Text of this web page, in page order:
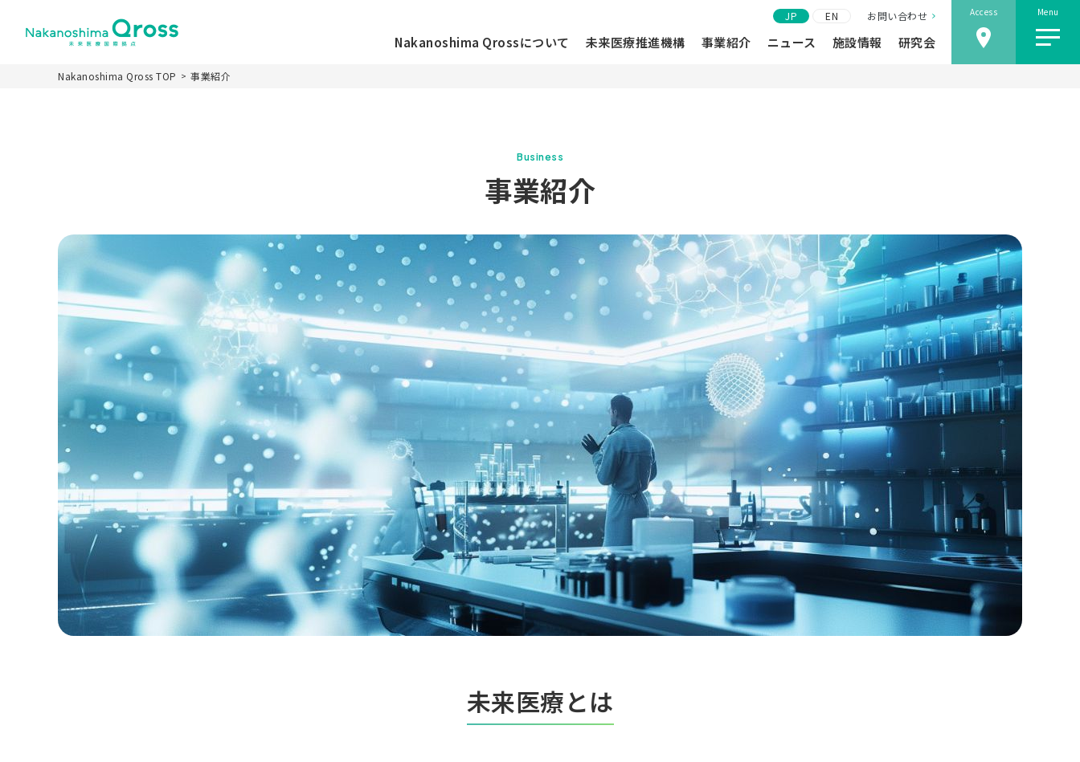
JP EN お問い合わせ
Nakanoshima Qrossについて 未来医療推進機構 事業紹介 ニュース 施設情報 研究会
Access Menu
施設名称とロゴカラーについて
パーパス
施設概要
運営スキーム
未来医療推進機構
ごあいさつ
未来医療イノベーションエコシステム
運営主体
事業紹介
未来医療とは
未来を拓く再生医療
高度CDMO人材育成プログラム
ワンストップサービス
Qrossover Lounge 夢
創薬クラスターキャンパス事業
コラム
メディア
施設情報
フロアマップ
テナント企業様一覧
入居をご希望される皆様へ
研究会
再生医療クオリティ評価研究会
CDMOコンソーシアム研究会
アントレプレナーシップ研究会
アクセス
当ウェブサイトのご利用にあたり
著作権について
コピーライトポリシー
Nakanoshima Qross TOP 事業紹介
Business
事業紹介
未来医療とは